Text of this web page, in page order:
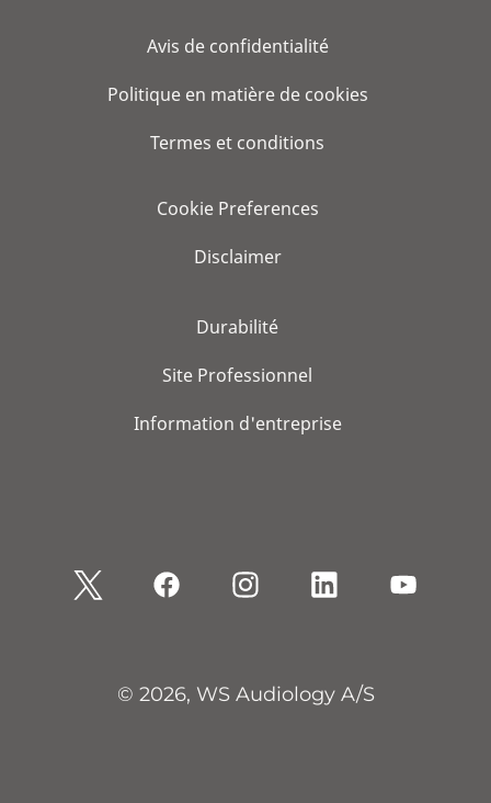
Avis de confidentialité
Politique en matière de cookies
Termes et conditions
Cookie Preferences
Disclaimer
Durabilité
Site Professionnel
Information d'entreprise
© 2026, WS Audiology A/S